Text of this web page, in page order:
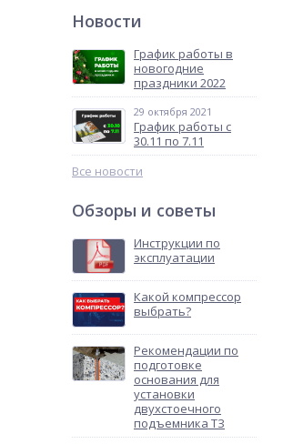
Новости
График работы в
новогодние
праздники 2022
29 октября 2021
График работы с
30.11 по 7.11
Все новости
Обзоры и советы
Инструкции по
эксплуатации
Какой компрессор
выбрать?
Рекомендации по
подготовке
основания для
установки
двухстоечного
подъемника ТЗ